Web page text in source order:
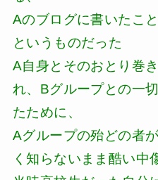
Aのブログに書いたこ
というものだった
A自身とそのおとり巻
れ、Bグループとの一
たために、
Aグループの殆どの者
く知らないまま酷い中